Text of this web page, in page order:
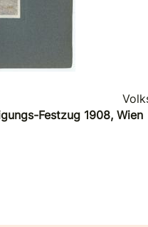
Festzug 1908, Wien